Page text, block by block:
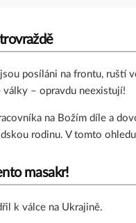
posíláni na frontu, ruští
– opravdu neexistují!
na Božím díle a
rodinu. V tomto
masakr!
k válce na Ukrajině.